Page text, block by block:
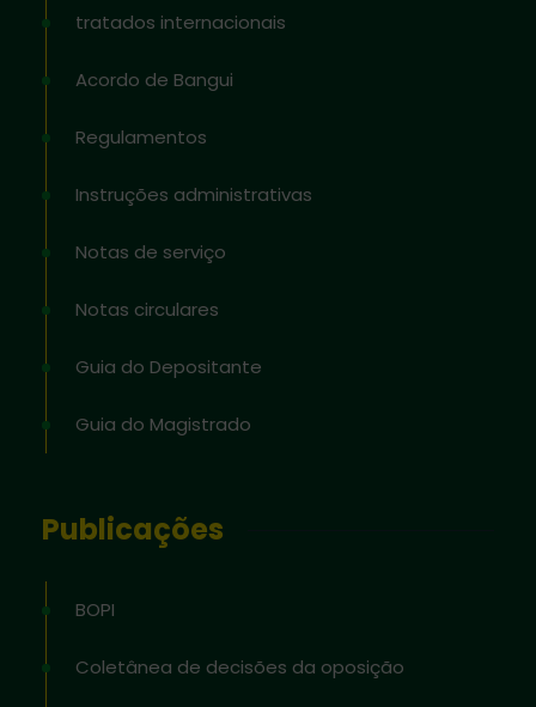
tratados internacionais
Acordo de Bangui
Regulamentos
Instruções administrativas
Notas de serviço
Notas circulares
Guia do Depositante
Guia do Magistrado
Publicações
BOPI
Coletânea de decisões da oposição